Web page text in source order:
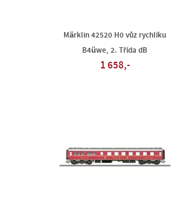
Märklin 42520 H0 vůz rychlíku
B4üwe, 2. Třída dB
1 658,-